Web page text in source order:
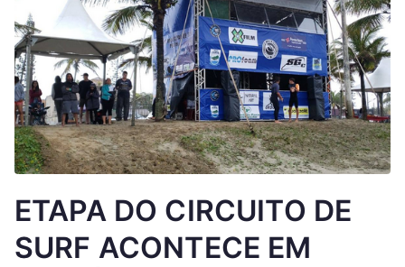
ETAPA DO CIRCUITO DE
SURF ACONTECE EM